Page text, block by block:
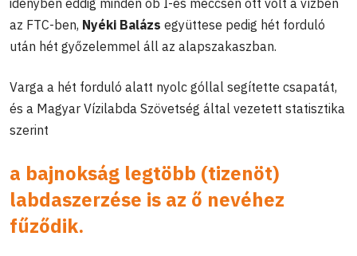
az FTC-ben, Nyéki Balázs együttese pedig hét forduló
után hét győzelemmel áll az alapszakaszban.
Varga a hét forduló alatt nyolc góllal segítette csapatát,
és a Magyar Vízilabda Szövetség által vezetett statisztika
szerint
a bajnokság legtöbb (tizenöt)
labdaszerzése is az ő nevéhez
fűződik.